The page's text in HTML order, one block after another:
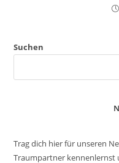
Suchen
Trag dich hier für unseren
Traumpartner kennenlernst